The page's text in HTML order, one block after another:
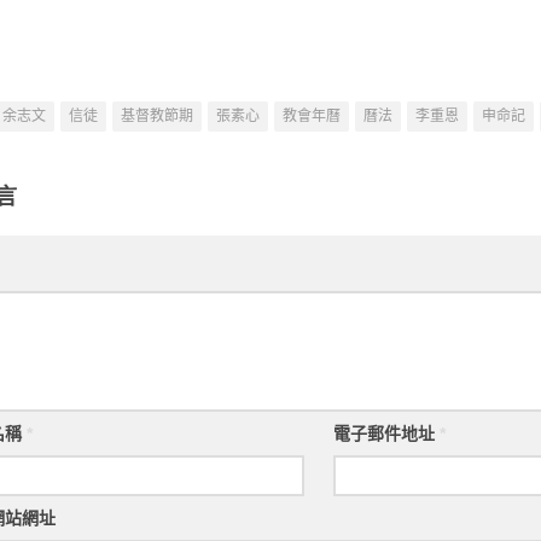
余志文 信徒 基督教節期 張素心 教會年曆 曆法 李重恩 申命記
稱 電子郵件地址
站網址